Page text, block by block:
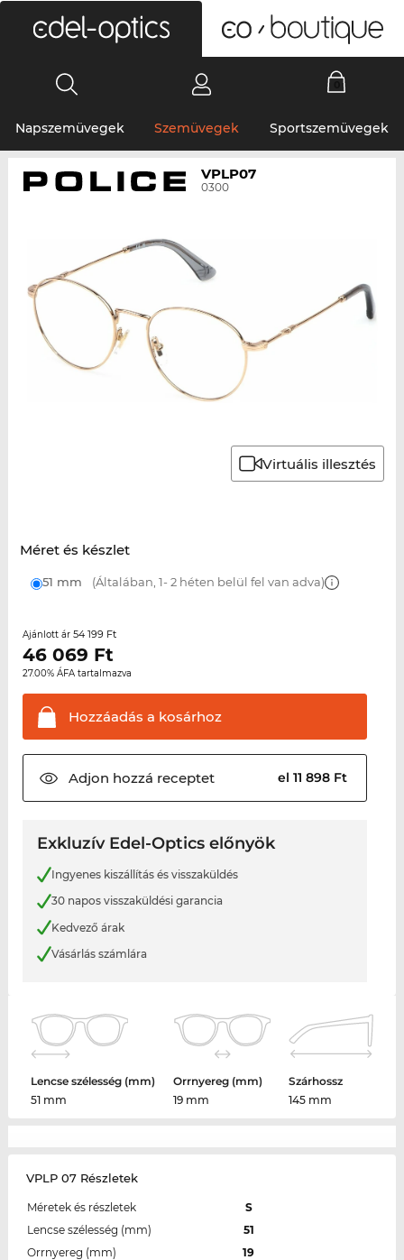
Napszemüvegek Szemüvegek Sportszemüvegek
VPLP07
0300
Virtuális illesztés
Méret és készlet
51 mm (Általában, 1- 2 héten belül fel van adva)
Ajánlott ár 54 199 Ft
46 069 Ft
27.00% ÁFA tartalmazva
Hozzáadás a kosárhoz
Adjon hozzá receptet el 11 898 Ft
Exkluzív Edel-Optics előnyök
Ingyenes kiszállítás és visszaküldés
30 napos visszaküldési garancia
Kedvező árak
Vásárlás számlára
Lencse szélesség (mm)
51 mm
Orrnyereg (mm)
19 mm
Szárhossz
145 mm
VPLP 07 Részletek
Méretek és részletek
S
Lencse szélesség (mm)
51
Orrnyereg (mm)
19